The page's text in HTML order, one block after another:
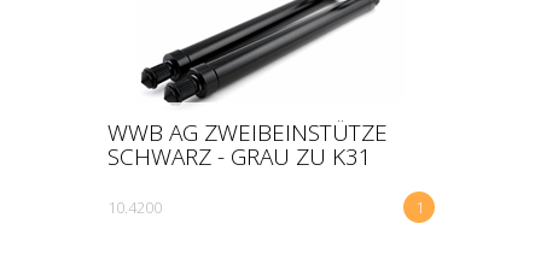
WWB AG ZWEIBEINSTÜTZE
SCHWARZ - GRAU ZU K31
1
10.4200